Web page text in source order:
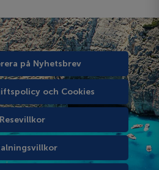
på Nyhetsbrev
och Cookies
Resevillkor